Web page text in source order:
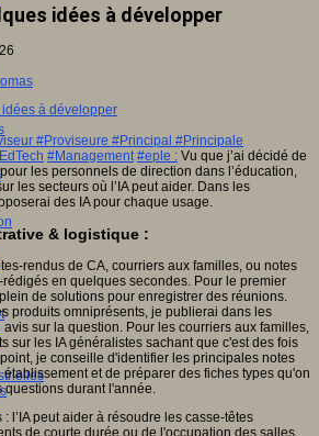
idées à développer
#Proviseure #Principal #Principale
#Management #eple : Vu que j’ai décidé de
les personnels de direction dans l’éducation,
les secteurs où l’IA peut aider. Dans les
des IA pour chaque usage.
& logistique :
rendus de CA, courriers aux familles, ou notes
en quelques secondes. Pour le premier
de solutions pour enregistrer des réunions.
produits omniprésents, je publierai dans les
sur la question. Pour les courriers aux familles,
sur les IA généralistes sachant que c'est des fois
je conseille d'identifier les principales notes
et de préparer des fiches types qu'on
questions durant l'année.
l’IA peut aider à résoudre les casse-têtes
de courte durée ou de l'occupation des salles.